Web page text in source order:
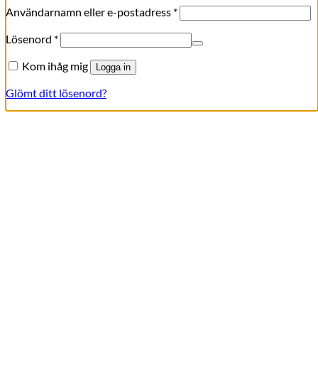
Användarnamn eller e-postadress *Obligatoriskt
Lösenord *Obligatoriskt
Kom ihåg mig Logga in
Glömt ditt lösenord?